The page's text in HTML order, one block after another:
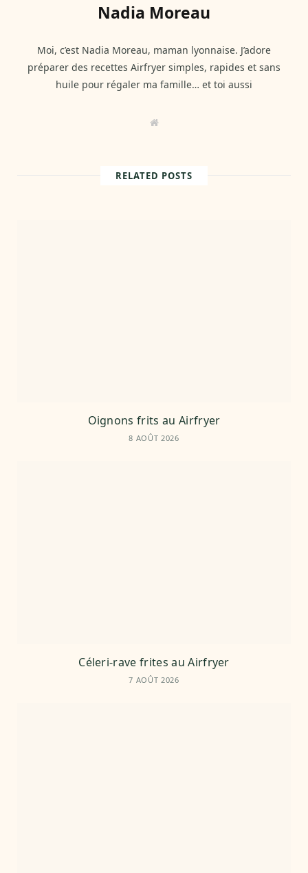
Nadia Moreau
Moi, c’est Nadia Moreau, maman lyonnaise. J’adore
préparer des recettes Airfryer simples, rapides et sans
huile pour régaler ma famille… et toi aussi
W
RELATED POSTS
Oignons frits au Airfryer
8 AOÛT 2026
Céleri-rave frites au Airfryer
7 AOÛT 2026